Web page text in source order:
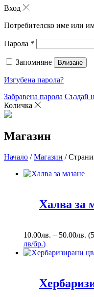
Вход
Потребителско име или
Парола *
Запомняне Влизане
Изгубена парола?
Забравена парола Създай
Количка
Магазин
Начало /Магазин /
Халва за
10.00лв. – 50.00лв.
лв/бр.)